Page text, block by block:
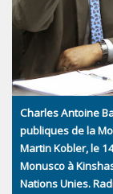
Charles Antoine
publiques de la
Martin Kobler, le
Monusco à
Nations Unies.